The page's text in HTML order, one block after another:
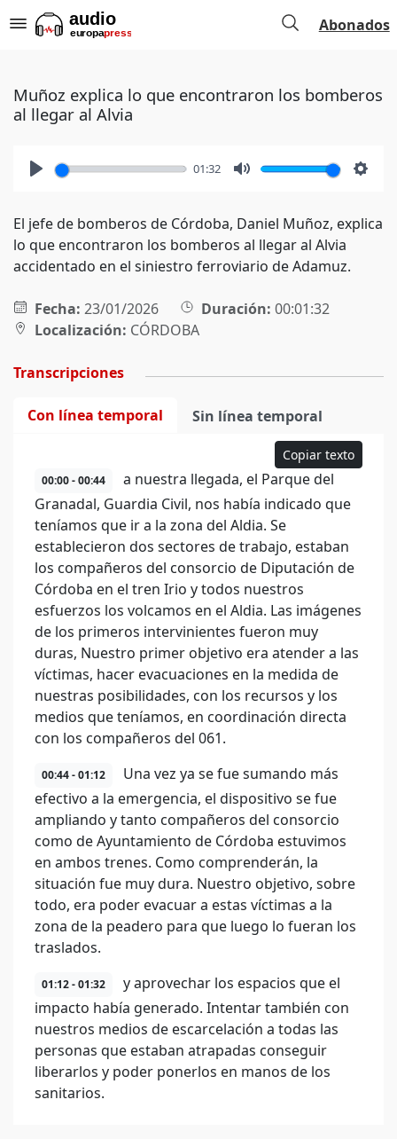
Abonados
Muñoz explica lo que encontraron los bomberos
al llegar al Alvia
01:32
El jefe de bomberos de Córdoba, Daniel Muñoz, explica
lo que encontraron los bomberos al llegar al Alvia
accidentado en el siniestro ferroviario de Adamuz.
Fecha: 23/01/2026 Duración: 00:01:32
Localización: CÓRDOBA
Transcripciones
Con línea temporal Sin línea temporal
Copiar texto
00:00 - 00:44
a nuestra llegada, el Parque del
Granadal, Guardia Civil, nos había indicado que
teníamos que ir a la zona del Aldia. Se
establecieron dos sectores de trabajo, estaban
los compañeros del consorcio de Diputación de
Córdoba en el tren Irio y todos nuestros
esfuerzos los volcamos en el Aldia. Las imágenes
de los primeros intervinientes fueron muy
duras, Nuestro primer objetivo era atender a las
víctimas, hacer evacuaciones en la medida de
nuestras posibilidades, con los recursos y los
medios que teníamos, en coordinación directa
con los compañeros del 061.
00:44 - 01:12
Una vez ya se fue sumando más
efectivo a la emergencia, el dispositivo se fue
ampliando y tanto compañeros del consorcio
como de Ayuntamiento de Córdoba estuvimos
en ambos trenes. Como comprenderán, la
situación fue muy dura. Nuestro objetivo, sobre
todo, era poder evacuar a estas víctimas a la
zona de la peadero para que luego lo fueran los
traslados.
01:12 - 01:32
y aprovechar los espacios que el
impacto había generado. Intentar también con
nuestros medios de escarcelación a todas las
personas que estaban atrapadas conseguir
liberarlos y poder ponerlos en manos de los
sanitarios.